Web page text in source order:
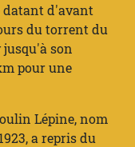
datant d'avant
du torrent du
jusqu'à son
pour une
Lépine, nom
a repris du